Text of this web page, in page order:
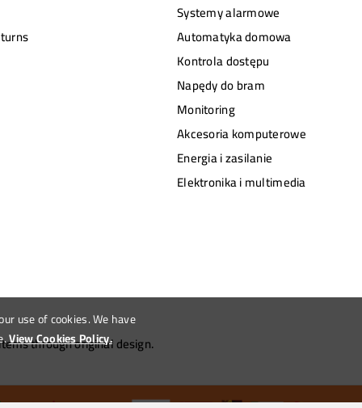
use of cookies. We have
View Cookies Policy.
Systemy alarmowe
Automatyka domowa
Kontrola dostępu
Napędy do bram
Monitoring
Akcesoria komputerowe
Energia i zasilanie
Elektronika i multimedia
through original design.